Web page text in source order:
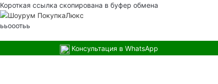
Короткая ссылка скопирована в буфер обмена
ььооотьь
Консультация в WhatsApp